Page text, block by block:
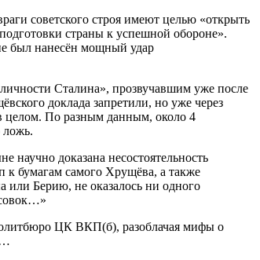
советского строя имеют целью «открыть
страны к успешной обороне».
был нанесён мощный удар
Сталина», прозвучавшим уже после
доклада запретили, но уже через
целом. По разным данным, около 4
ложь.
научно доказана несостоятельность
к бумагам самого Хрущёва, а также
или Берию, не оказалось ни одного
ЦК ВКП(б), разоблачая мифы о